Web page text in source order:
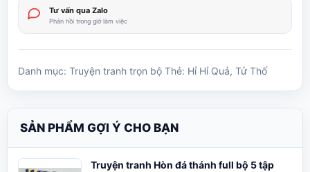
Tư vấn qua Zalo
Phản hồi trong giờ làm việc
Danh mục: Truyện tranh trọn bộ Thẻ: Hỉ Hỉ Quả, Tử Thố
SẢN PHẨM GỢI Ý CHO BẠN
Truyện tranh Hòn đá thánh full bộ 5 tập